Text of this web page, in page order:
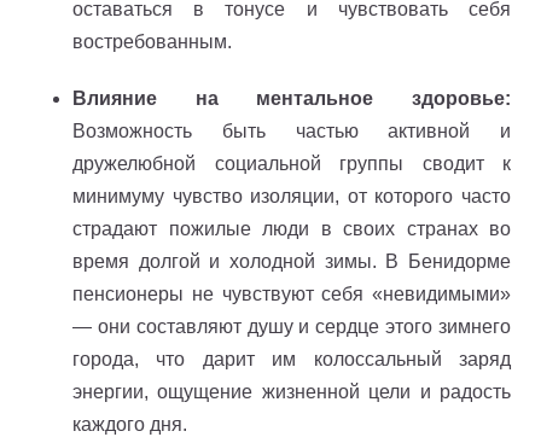
оставаться в тонусе и чувствовать себя
востребованным.
Влияние на ментальное здоровье:
Возможность быть частью активной и
дружелюбной социальной группы сводит к
минимуму чувство изоляции, от которого часто
страдают пожилые люди в своих странах во
время долгой и холодной зимы. В Бенидорме
пенсионеры не чувствуют себя «невидимыми»
— они составляют душу и сердце этого зимнего
города, что дарит им колоссальный заряд
энергии, ощущение жизненной цели и радость
каждого дня.